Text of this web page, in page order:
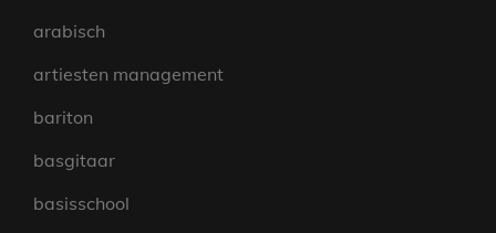
arabisch
artiesten management
bariton
basgitaar
basisschool